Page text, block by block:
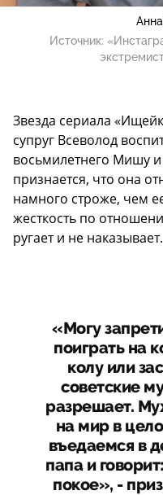
Источник:
Звезда сериала
супруг Всеволод
восьмилетнего Мишу
признается, что она
намного строже, чем
жесткость по
ругает и не наказывает.
«Могу
поиграть на
колу или
советские
разрешает.
на мир в
въедаемся в
папа и
покое», -